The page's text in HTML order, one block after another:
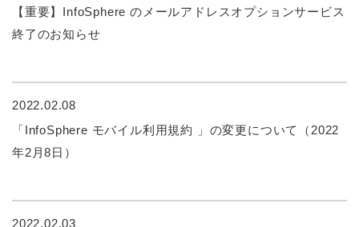
【重要】InfoSphere のメールアドレスオプションサービス
終了のお知らせ
2022.02.08
「InfoSphere モバイル利用規約 」の変更について（2022
年2月8日）
2022.02.03